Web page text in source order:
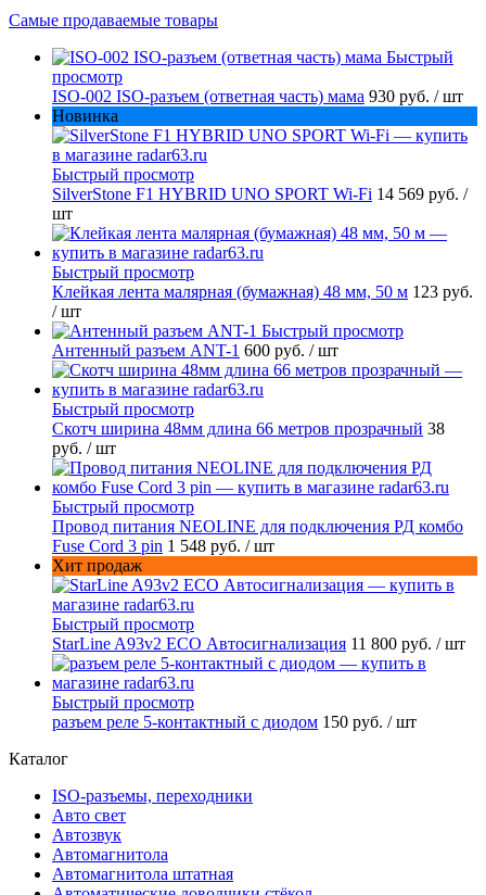
Самые продаваемые товары
Быстрый
просмотр
ISO-002 ISO-разъем (ответная часть) мама 930 руб. / шт
Новинка
Быстрый просмотр
SilverStone F1 HYBRID UNO SPORT Wi-Fi 14 569 руб. /
шт
Быстрый просмотр
Клейкая лента малярная (бумажная) 48 мм, 50 м 123 руб.
/ шт
Быстрый просмотр
Антенный разъем ANT-1 600 руб. / шт
Быстрый просмотр
Скотч ширина 48мм длина 66 метров прозрачный 38
руб. / шт
Быстрый просмотр
Провод питания NEOLINE для подключения РД комбо
Fuse Cord 3 pin 1 548 руб. / шт
Хит продаж
Быстрый просмотр
StarLine A93v2 ECO Автосигнализация 11 800 руб. / шт
Быстрый просмотр
разъем реле 5-контактный с диодом 150 руб. / шт
Каталог
ISO-разъемы, переходники
Авто свет
Автозвук
Автомагнитола
Автомагнитола штатная